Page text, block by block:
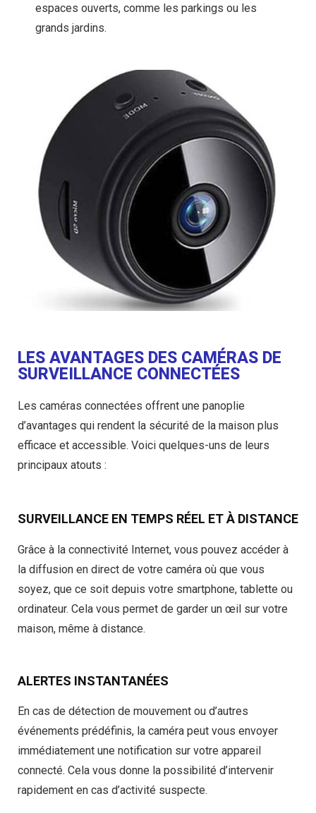
espaces ouverts, comme les parkings ou les
grands jardins.
LES AVANTAGES DES CAMÉRAS DE
SURVEILLANCE CONNECTÉES
Les caméras connectées offrent une panoplie
d’avantages qui rendent la sécurité de la maison plus
efficace et accessible. Voici quelques-uns de leurs
principaux atouts :
SURVEILLANCE EN TEMPS RÉEL ET À DISTANCE
Grâce à la connectivité Internet, vous pouvez accéder à
la diffusion en direct de votre caméra où que vous
soyez, que ce soit depuis votre smartphone, tablette ou
ordinateur. Cela vous permet de garder un œil sur votre
maison, même à distance.
ALERTES INSTANTANÉES
En cas de détection de mouvement ou d’autres
événements prédéfinis, la caméra peut vous envoyer
immédiatement une notification sur votre appareil
connecté. Cela vous donne la possibilité d’intervenir
rapidement en cas d’activité suspecte.